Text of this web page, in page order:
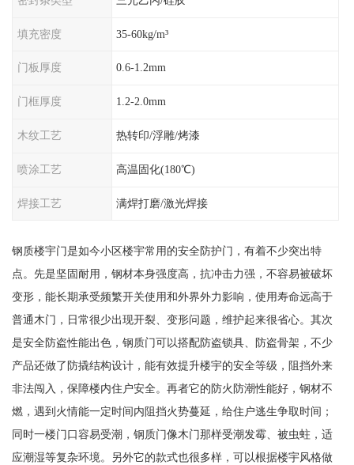
填充密度 35-60kg/m³
门板厚度 0.6-1.2mm
门框厚度 1.2-2.0mm
木纹工艺 热转印/浮雕/烤漆
喷涂工艺 高温固化(180℃)
焊接工艺 满焊打磨/激光焊接
钢质楼宇门是如今小区楼宇常用的安全防护门，有着不少突出特
点。先是坚固耐用，钢材本身强度高，抗冲击力强，不容易被破坏
变形，能长期承受频繁开关使用和外界外力影响，使用寿命远高于
普通木门，日常很少出现开裂、变形问题，维护起来很省心。其次
是安全防盗性能出色，钢质门可以搭配防盗锁具、防盗骨架，不少
产品还做了防撬结构设计，能有效提升楼宇的安全等级，阻挡外来
非法闯入，保障楼内住户安全。再者它的防火防潮性能好，钢材不
燃，遇到火情能一定时间内阻挡火势蔓延，给住户逃生争取时间；
同时一楼门口容易受潮，钢质门像木门那样受潮发霉、被虫蛀，适
应潮湿等复杂环境。另外它的款式也很多样，可以根据楼宇风格做